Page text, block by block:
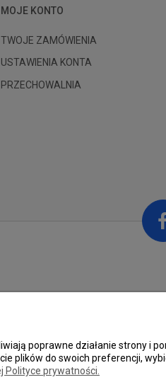
MOJE KONTO
TWOJE ZAMÓWIENIA
USTAWIENIA KONTA
PRZECHOWALNIA
poprawne działanie strony
plików do swoich preferencji,
Polityce prywatności.